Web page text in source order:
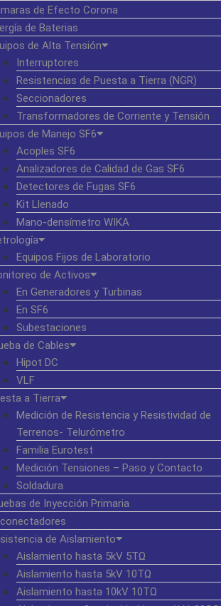
de Efecto Corona
de Baterias
de Alta Tensión
Interruptores
Resistencias de Puesta a Tierra (NGR)
Seccionadores
Transformadores de Corriente y Tensión
de Manejo SF6
Acoples SF6
Analizadores de Calidad de Gas SF6
Detectores de Fugas SF6
Kit Llenado
Mano-densímetro WIKA
Equipos Fijos de Laboratorio
de Activos
En Generadores y Turbinas
En SF6
Subestaciones
de Cables
Hipot DC
VLF
a Tierra
Medición de Resistencia y Resistividad de
Terrenos- Telurómetro
Familia Eurotest
Medición Tensiones – Paso y Contacto
Soldadura
de Inyección Primaria
de Aislamiento
Aislamiento hasta 5kV 5TΩ
Aislamiento hasta 5kV 10TΩ
Aislamiento hasta 10kV 10TΩ